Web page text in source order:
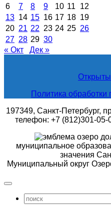
6
7 8 9 10 11
12
13 14 15 16 17 18 19
20 21 22 23 24 25 26
27 28 29 30
« Окт
Дек »
Политика
197349, Санкт-Петербург,
телефон: +7 (812)301-
муниципальное
значения
Муниципальный округ